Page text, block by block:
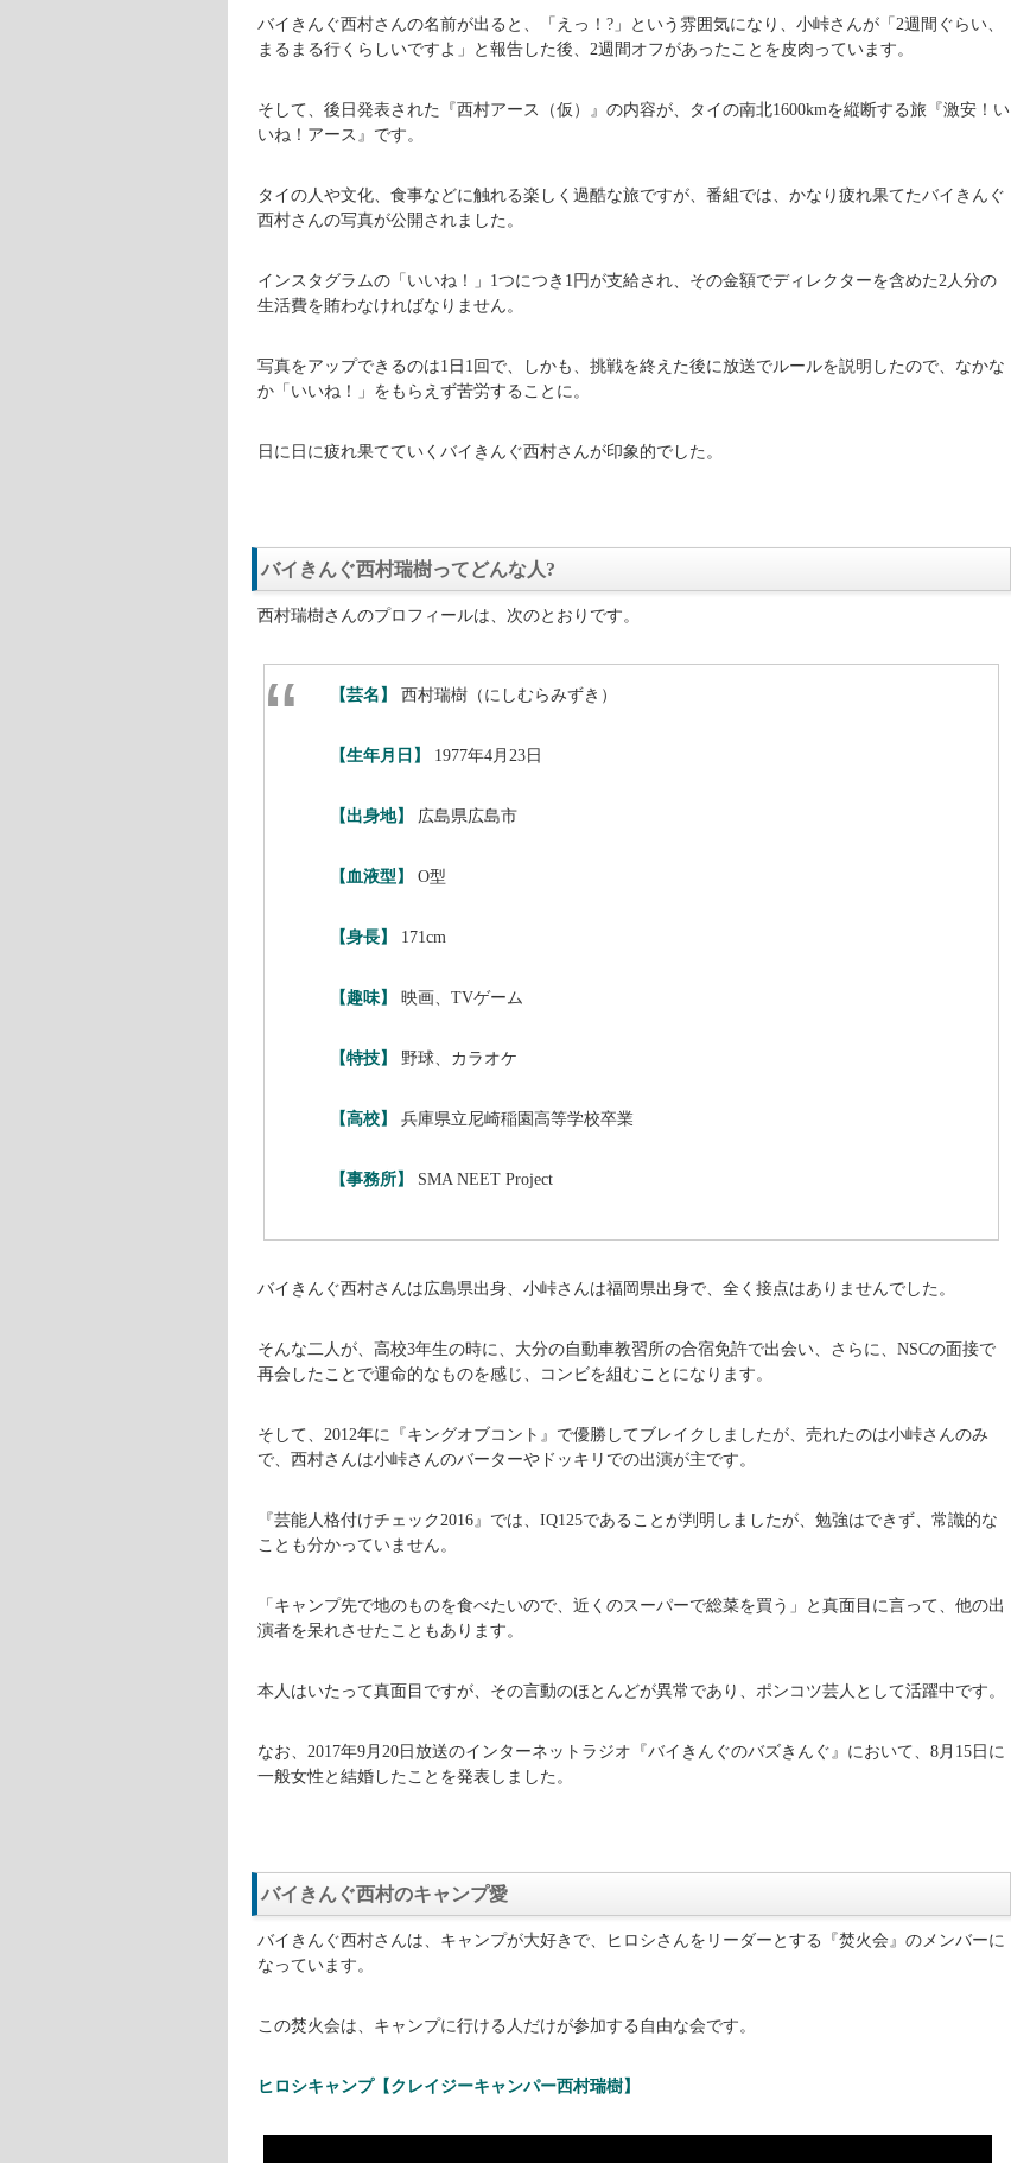
バイきんぐ西村さんの名前が出ると、「えっ！?」という雰囲気になり、小峠さんが「2週間ぐらい、
まるまる行くらしいですよ」と報告した後、2週間オフがあったことを皮肉っています。
そして、後日発表された『西村アース（仮）』の内容が、タイの南北1600kmを縦断する旅『激安！い
いね！アース』です。
タイの人や文化、食事などに触れる楽しく過酷な旅ですが、番組では、かなり疲れ果てたバイきんぐ
西村さんの写真が公開されました。
インスタグラムの「いいね！」1つにつき1円が支給され、その金額でディレクターを含めた2人分の
生活費を賄わなければなりません。
写真をアップできるのは1日1回で、しかも、挑戦を終えた後に放送でルールを説明したので、なかな
か「いいね！」をもらえず苦労することに。
日に日に疲れ果てていくバイきんぐ西村さんが印象的でした。
バイきんぐ西村瑞樹ってどんな人?
西村瑞樹さんのプロフィールは、次のとおりです。
【芸名】 西村瑞樹（にしむらみずき）
【生年月日】 1977年4月23日
【出身地】 広島県広島市
【血液型】 O型
【身長】 171cm
【趣味】 映画、TVゲーム
【特技】 野球、カラオケ
【高校】 兵庫県立尼崎稲園高等学校卒業
【事務所】 SMA NEET Project
バイきんぐ西村さんは広島県出身、小峠さんは福岡県出身で、全く接点はありませんでした。
そんな二人が、高校3年生の時に、大分の自動車教習所の合宿免許で出会い、さらに、NSCの面接で
再会したことで運命的なものを感じ、コンビを組むことになります。
そして、2012年に『キングオブコント』で優勝してブレイクしましたが、売れたのは小峠さんのみ
で、西村さんは小峠さんのバーターやドッキリでの出演が主です。
『芸能人格付けチェック2016』では、IQ125であることが判明しましたが、勉強はできず、常識的な
ことも分かっていません。
「キャンプ先で地のものを食べたいので、近くのスーパーで総菜を買う」と真面目に言って、他の出
演者を呆れさせたこともあります。
本人はいたって真面目ですが、その言動のほとんどが異常であり、ポンコツ芸人として活躍中です。
なお、2017年9月20日放送のインターネットラジオ『バイきんぐのバズきんぐ』において、8月15日に
一般女性と結婚したことを発表しました。
バイきんぐ西村のキャンプ愛
バイきんぐ西村さんは、キャンプが大好きで、ヒロシさんをリーダーとする『焚火会』のメンバーに
なっています。
この焚火会は、キャンプに行ける人だけが参加する自由な会です。
ヒロシキャンプ【クレイジーキャンパー西村瑞樹】